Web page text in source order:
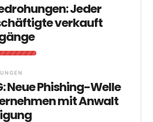
Jeder
verkauft
Neue Phishing-Welle
mit Anwalt